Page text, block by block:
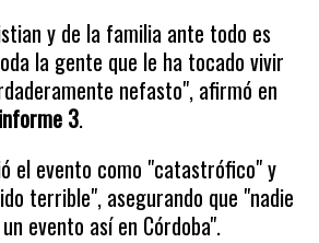
y de la familia ante todo es
la gente que le ha tocado vivir
nefasto", afirmó en
3.
el evento como "catastrófico" y
terrible", asegurando que "nadie
evento así en Córdoba".